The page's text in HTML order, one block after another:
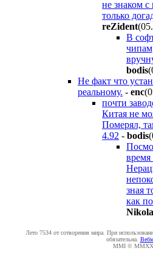
не знаком
только
reZident
В
bodis
Не факт что
реальному. - enc
почти
Китая не
Померял,
4.92 - bodis
зная
как
Лето 7534 от сотворения мира. При
обязательна.
MMI ©